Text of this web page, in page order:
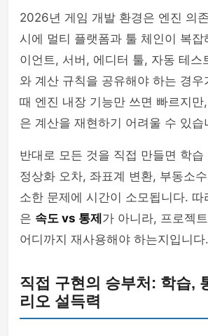
2026년 게임 개발 환경은 엔진 의
시에 멀티 플랫폼과 툴 체인이 복
이언트, 서버, 에디터 툴, 자동 테스
와 계산 규칙을 공유해야 하는 경우
때 엔진 내장 기능만 쓰면 빠르지
은 계산을 재현하기 어려울 수 있습
반대로 모든 것을 직접 만들면 학습
정상화 오차, 좌표계 변환, 부동소
소한 문제에 시간이 소모됩니다. 따
은 속도 vs 통제 가 아니라, 프로젝
어디까지 재사용해야 하는지입니다.
직접 구현의 승부처: 학습,
리오 설득력